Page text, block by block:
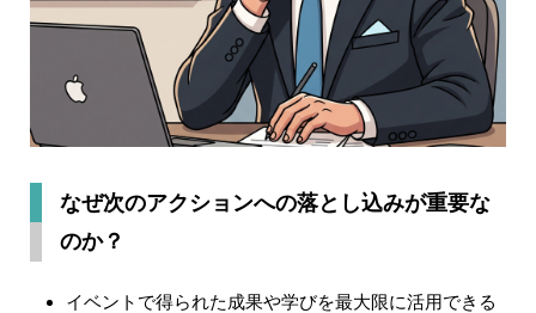
なぜ次のアクションへの落とし込みが重要な
のか？
イベントで得られた成果や学びを最大限に活用できる